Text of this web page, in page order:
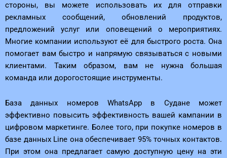
стороны, вы можете использовать их для отправки
рекламных сообщений, обновлений продуктов,
предложений услуг или оповещений о мероприятиях.
Многие компании используют её для быстрого роста. Она
помогает вам быстро и напрямую связываться с новыми
клиентами. Таким образом, вам не нужна большая
команда или дорогостоящие инструменты.
База данных номеров WhatsApp в Судане может
эффективно повысить эффективность вашей кампании в
цифровом маркетинге. Более того, при покупке номеров в
базе данных Line она обеспечивает 95% точных контактов.
При этом она предлагает самую доступную цену на эти